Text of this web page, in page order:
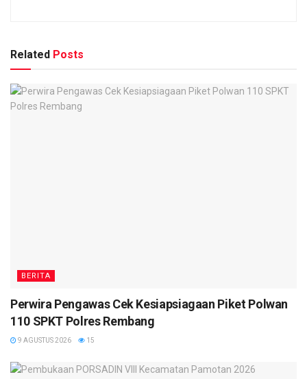
Related Posts
BERITA
Perwira Pengawas Cek Kesiapsiagaan Piket Polwan
110 SPKT Polres Rembang
9 AGUSTUS 2026 15